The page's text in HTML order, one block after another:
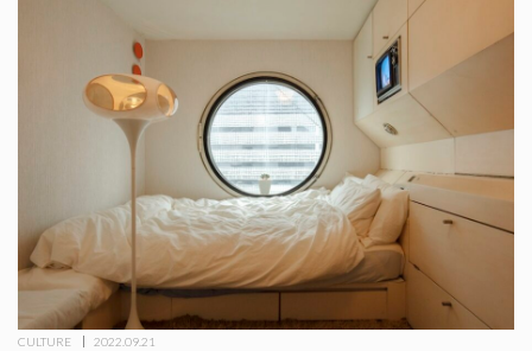
CULTURE 2022.09.21